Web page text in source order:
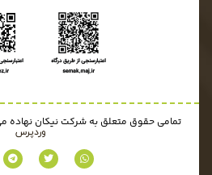
تمامی حقوق متعلق به شرکت نیکان
وردپرس